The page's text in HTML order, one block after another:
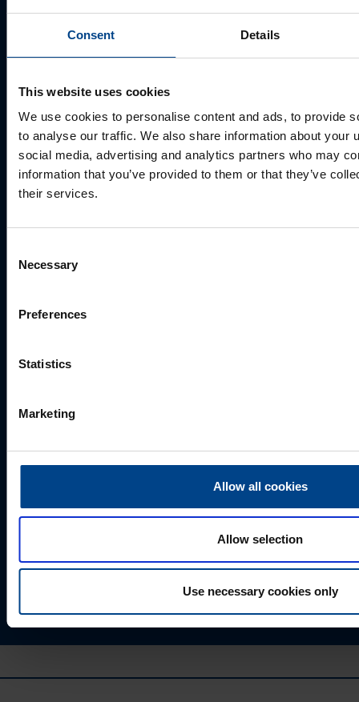
Consent Details
This website uses cookies
We use cookies to personalise content and ads, to provide
to analyse our traffic. We also share information about your
social media, advertising and analytics partners who may
information that you’ve provided to them or that they’ve
their services.
Selection
Necessary
Preferences
Statistics
Marketing
Allow all cookies
Allow selection
Use necessary cookies only
E-post *
Telefoni number
Kuidas saame Teid aidata?
Valides "Saada", annate UTU Grupile loa oma
isikuandmeid salvestada ja töödelda, et tellitud sisu